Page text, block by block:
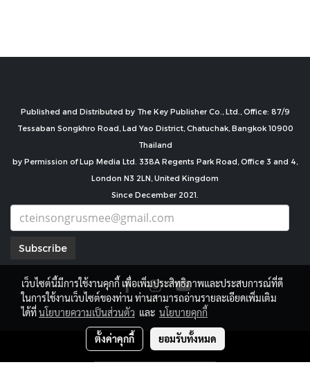
Published and Distributed by The Key Publisher Co., Ltd., Office: 87/9
Tessaban Songkhro Road, Lad Yao District, Chatuchak, Bangkok 10900
Thailand
by Permission of Lup Media Ltd. 338A Regents Park Road, Office 3 and 4,
London N3 2LN, United Kingdom
Since December 2021.
Subscribe
copyright by
เว็บไซต์นี้มีการใช้งานคุกกี้ เพื่อเพิ่มประสิทธิภาพและประสบการณ์ที่ดี
ในการใช้งานเว็บไซต์ของท่าน ท่านสามารถอ่านรายละเอียดเพิ่มเติม
ได้ที่นโยบายความเป็นส่วนตัว และ นโยบายคุกกี้
ตั้งค่าคุกกี้ ยอมรับทั้งหมด